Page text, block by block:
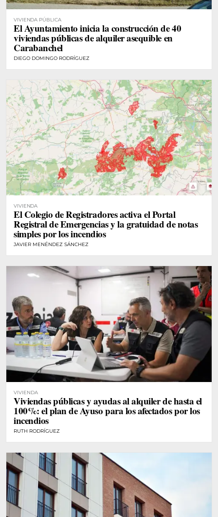
VIVIENDA PÚBLICA
El Ayuntamiento inicia la construcción de 40
viviendas públicas de alquiler asequible en
Carabanchel
DIEGO DOMINGO RODRÍGUEZ
VIVIENDA
El Colegio de Registradores activa el Portal
Registral de Emergencias y la gratuidad de notas
simples por los incendios
JAVIER MENÉNDEZ SÁNCHEZ
VIVIENDA
Viviendas públicas y ayudas al alquiler de hasta el
100%: el plan de Ayuso para los afectados por los
incendios
RUTH RODRÍGUEZ